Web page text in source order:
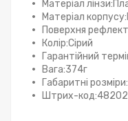
Матеріал
Матеріал
Поверхня
Колір:Сірий
Гарантійний
Вага:374г
Габаритні
Штрих-